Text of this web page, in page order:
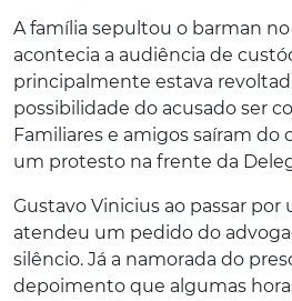
A família sepultou o barman
acontecia a audiência de
principalmente estava
possibilidade do acusado ser
Familiares e amigos saíram do
um protesto na frente da
Gustavo Vinicius ao passar
atendeu um pedido do
silêncio. Já a namorada do
depoimento que algumas